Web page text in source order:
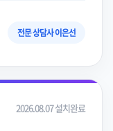
전문 상담사 이은선
2026.08.07 설치완료